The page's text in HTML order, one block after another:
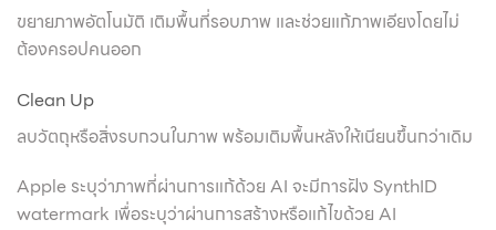
ขยายภาพอัตโนมัติ เติมพื้นที่รอบภาพ และช่วยแก้ภาพเอียงโดยไม่
ต้องครอปคนออก
Clean Up
ลบวัตถุหรือสิ่งรบกวนในภาพ พร้อมเติมพื้นหลังให้เนียนขึ้นกว่าเดิม
Apple ระบุว่าภาพที่ผ่านการแก้ด้วย AI จะมีการฝัง SynthID
watermark เพื่อระบุว่าผ่านการสร้างหรือแก้ไขด้วย AI